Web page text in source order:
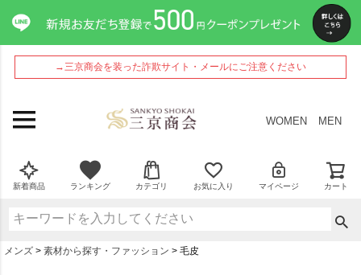
→三京商会を装った詐欺サイト・メールにご注意ください
WOMEN MEN
新着商品 ランキング カテゴリ お気に入り マイページ カート
メンズ 素材から探す・ファッション 毛皮